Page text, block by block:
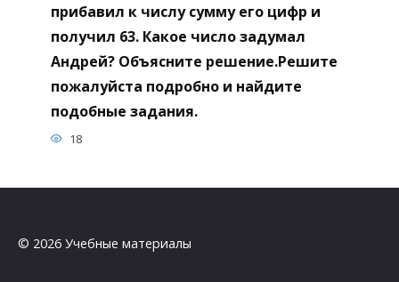
прибавил к числу сумму его цифр и
получил 63. Какое число задумал
Андрей? Объясните решение.Решите
пожалуйста подробно и найдите
подобные задания.
18
© 2026 Учебные материалы